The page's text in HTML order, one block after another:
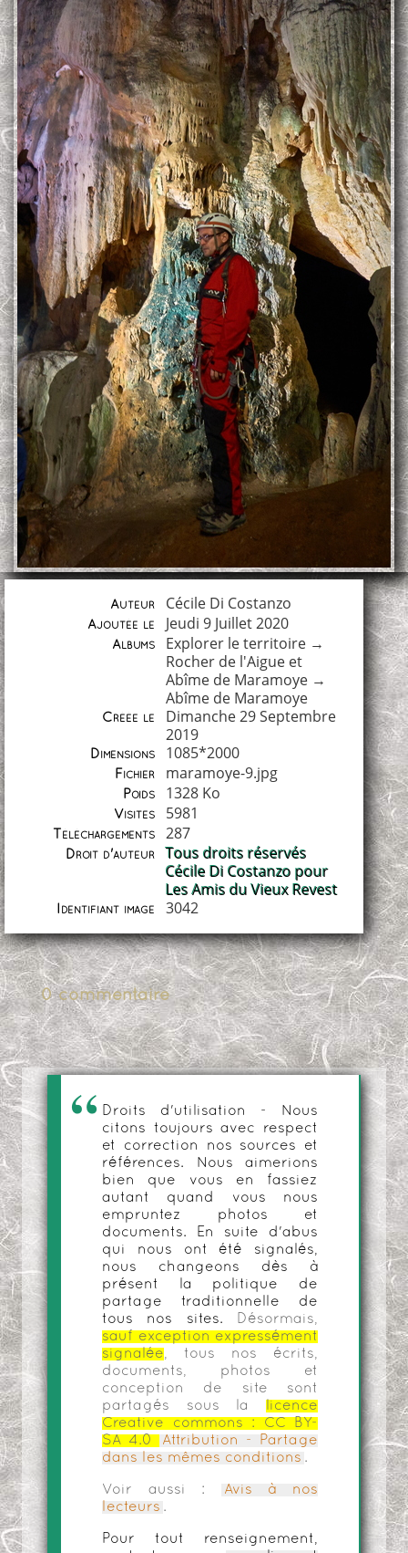
Auteur Cécile Di Costanzo
Ajoutée le Jeudi 9 Juillet 2020
Albums Explorer le territoire→
Rocher de l'Aigue et
Abîme de Maramoye→
Abîme de Maramoye
Créée le
Dimanche 29 Septembre
2019
Dimensions 1085*2000
Fichier maramoye-9.jpg
Poids 1328 Ko
Visites 5981
Téléchargements 287
Droit d'auteur
Tous droits réservés
Cécile Di Costanzo pour
Les Amis du Vieux Revest
Identifiant image 3042
0 commentaire
Droits d'utilisation - Nous
citons toujours avec respect
et correction nos sources et
références. Nous aimerions
bien que vous en fassiez
autant quand vous nous
empruntez photos et
documents. En suite d'abus
qui nous ont été signalés,
nous changeons dès à
présent la politique de
partage traditionnelle de
tous nos sites.
Désormais,
sauf exception expressément
signalée , tous nos écrits,
documents, photos et
conception de site sont
partagés sous la
licence
Creative commons :
CC BY-
SA 4.0
Attribution - Partage
dans les mêmes conditions .
Voir aussi :
Avis à nos
lecteurs .
Pour tout renseignement,